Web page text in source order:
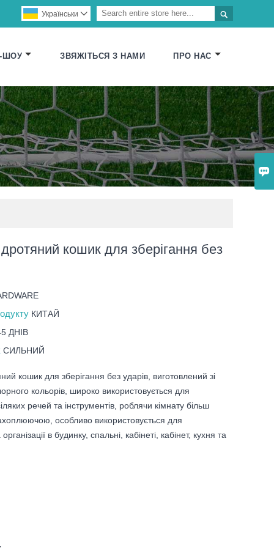


Українськи 
ШОУ ЗВЯЖІТЬСЯ З НАМИ ПРО НАС
кошик для зберігання без
КИТАЙ
ДНІВ
СИЛЬНИЙ
кошик для зберігання без ударів, виготовлений зі
кольорів, широко використовується для
речей та інструментів, роблячи кімнату більш
особливо використовується для
в будинку, спальні, кабінеті, кабінет, кухня та